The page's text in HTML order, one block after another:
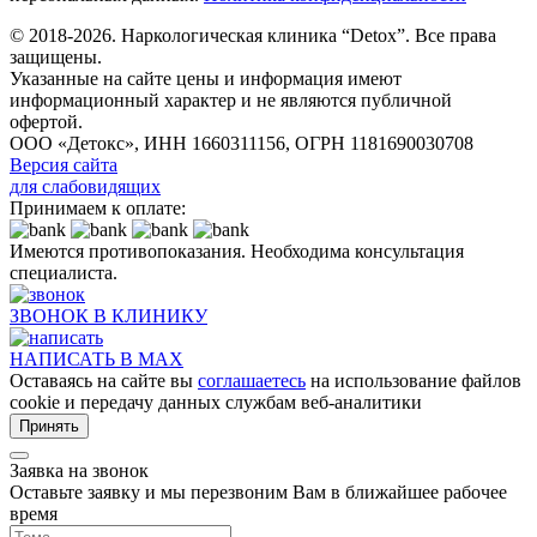
© 2018-2026. Наркологическая клиника “Detox”. Все права
защищены.
Указанные на сайте цены и информация имеют
информационный характер и не являются публичной
офертой.
ООО «Детокс», ИНН 1660311156, ОГРН 1181690030708
Версия сайта
для слабовидящих
Принимаем к оплате:
Имеются противопоказания. Необходима консультация
специалиста.
ЗВОНОК В КЛИНИКУ
НАПИСАТЬ В MAX
Оставаясь на сайте вы соглашаетесь на использование файлов
cookie и передачу данных службам веб-аналитики
Принять
Заявка на звонок
Оставьте заявку и мы перезвоним Вам в ближайшее рабочее
время